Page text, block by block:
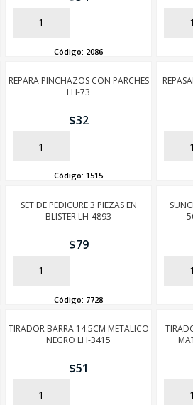
AÑADIR
Código: 2086
AÑADIR
REPARA PINCHAZOS CON PARCHES
LH-73
$32
AÑADIR
Código:1515
AÑADIR
SET DE PEDICURE 3 PIEZAS EN
BLISTER LH-4893
$79
AÑADIR
Código: 7728
AÑADIR
TIRADOR BARRA 14.5CM METALICO
NEGRO LH-3415
$51
AÑADIR AÑADIR